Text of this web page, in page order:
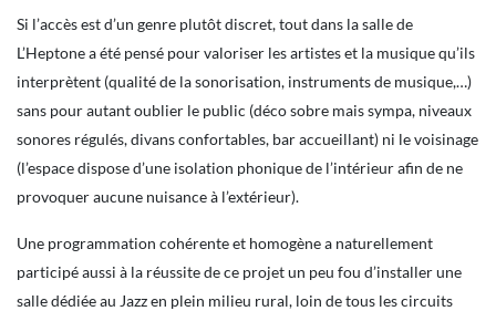
Si l’accès est d’un genre plutôt discret, tout dans la salle de
L’Heptone a été pensé pour valoriser les artistes et la musique qu’ils
interprètent (qualité de la sonorisation, instruments de musique,…)
sans pour autant oublier le public (déco sobre mais sympa, niveaux
sonores régulés, divans confortables, bar accueillant) ni le voisinage
(l’espace dispose d’une isolation phonique de l’intérieur afin de ne
provoquer aucune nuisance à l’extérieur).
Une programmation cohérente et homogène a naturellement
participé aussi à la réussite de ce projet un peu fou d’installer une
salle dédiée au Jazz en plein milieu rural, loin de tous les circuits